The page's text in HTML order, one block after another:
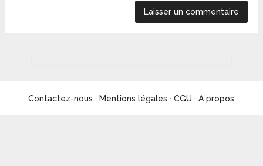
Contactez-nous · Mentions légales ·CGU ·A propos